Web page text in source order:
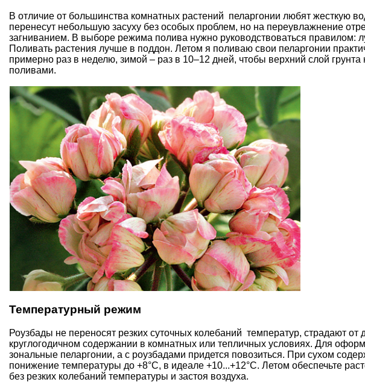
В отличие от большинства комнатных растений пеларгонии любят жесткую
перенесут небольшую засуху без особых проблем, но на переувлажнение
загниванием. В выборе режима полива нужно руководствоваться правилом:
Поливать растения лучше в поддон. Летом я поливаю свои пеларгонии
примерно раз в неделю, зимой – раз в 10–12 дней, чтобы верхний слой
поливами.
Температурный режим
Роузбады не переносят резких суточных колебаний температур, страдают
круглогодичном содержании в комнатных или тепличных условиях. Для
зональные пеларгонии, а с роузбадами придется повозиться. При сухом
понижение температуры до +8°С, в идеале +10...+12°С. Летом обеспечьте
без резких колебаний температуры и застоя воздуха.